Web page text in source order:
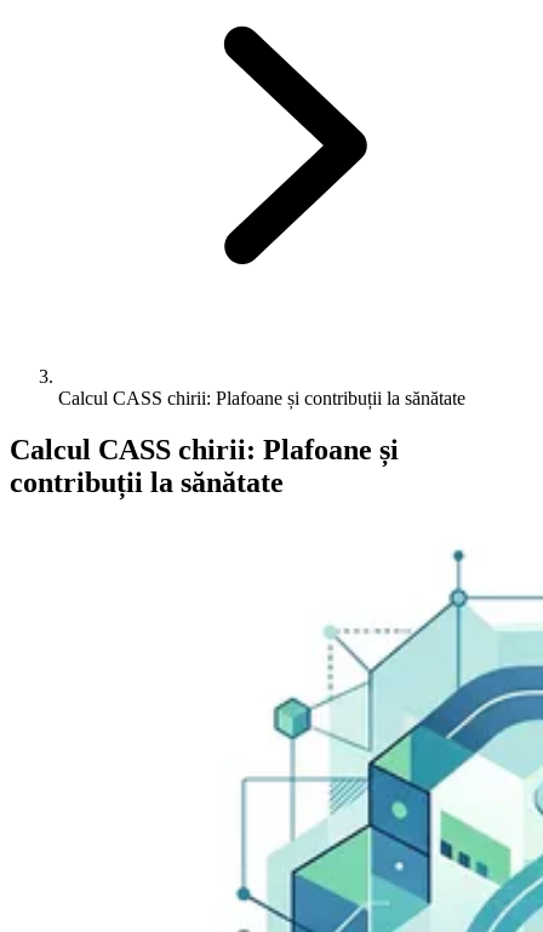
Calcul CASS chirii: Plafoane și contribuții la sănătate
Calcul CASS chirii: Plafoane și
contribuții la sănătate